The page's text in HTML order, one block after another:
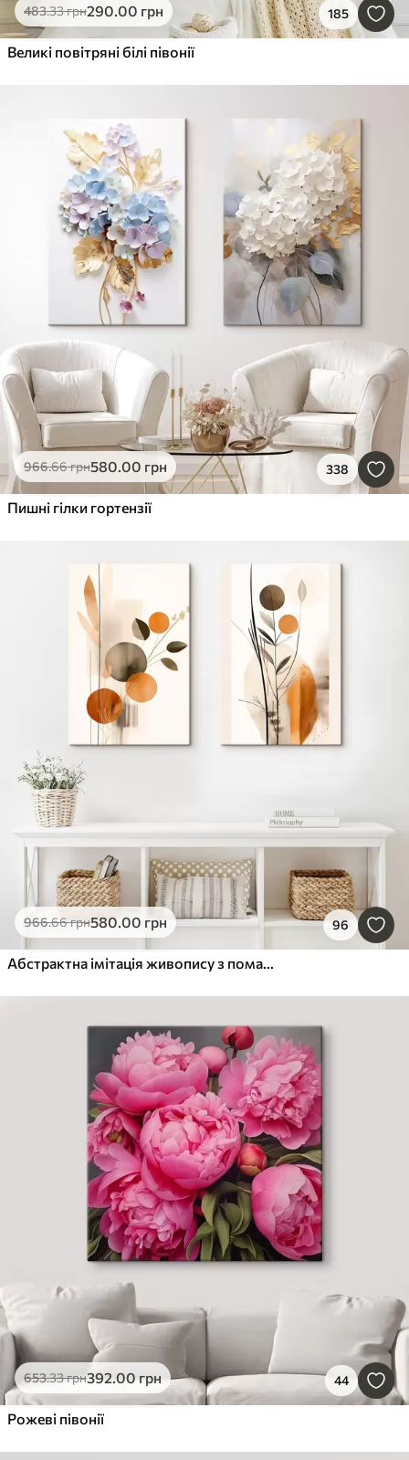
483.33грн290.00 грн 185
Великі повітряні білі півонії
966.66грн580.00 грн 338
Пишні гілки гортензії
966.66грн580.00 грн 96
Абстрактна імітація живопису з помаранчевими та сірими колами, листям і гілками, сучасний стиль, ефект акварелі
653.33грн392.00 грн 44
Рожеві півонії